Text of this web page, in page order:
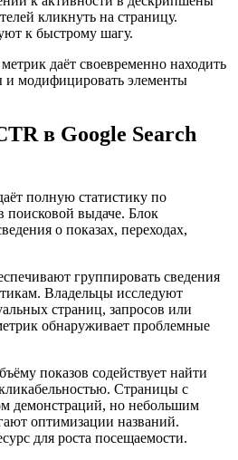
кликнуть на страницу.
к быстрому шагу.
даёт своевременно находить
модифицировать элементы
в Google Search
полную статистику по
поисковой выдаче. Блок
о показах, переходах,
группировать сведения
Владельцы исследуют
страниц, запросов или
обнаруживает проблемные
показов содействует найти
Страницы с
демонстраций, но небольшим
оптимизации названий.
для роста посещаемости.